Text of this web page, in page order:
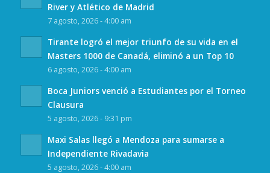
River y Atlético de Madrid
7 agosto, 2026 - 4:00 am
Tirante logró el mejor triunfo de su vida en el
Masters 1000 de Canadá, eliminó a un Top 10
6 agosto, 2026 - 4:00 am
Boca Juniors venció a Estudiantes por el Torneo
Clausura
5 agosto, 2026 - 9:31 pm
Maxi Salas llegó a Mendoza para sumarse a
Independiente Rivadavia
5 agosto, 2026 - 4:00 am